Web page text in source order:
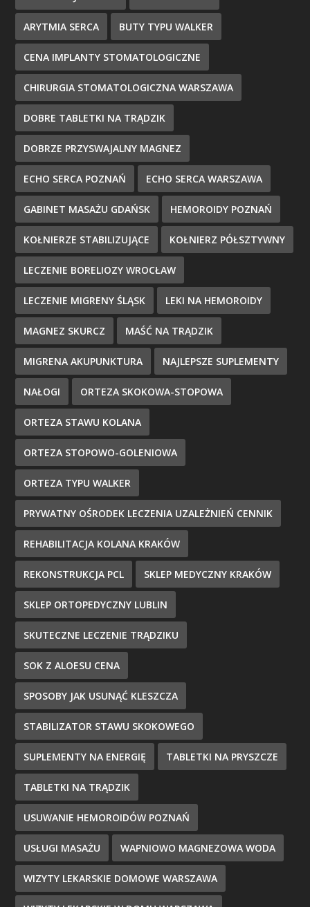
ARYTMIA SERCA BUTY TYPU WALKER
CENA IMPLANTY STOMATOLOGICZNE
CHIRURGIA STOMATOLOGICZNA WARSZAWA
DOBRE TABLETKI NA TRĄDZIK
DOBRZE PRZYSWAJALNY MAGNEZ
ECHO SERCA POZNAŃ ECHO SERCA WARSZAWA
GABINET MASAŻU GDAŃSK HEMOROIDY POZNAŃ
KOŁNIERZE STABILIZUJĄCE KOŁNIERZ PÓŁSZTYWNY
LECZENIE BORELIOZY WROCŁAW
LECZENIE MIGRENY ŚLĄSK LEKI NA HEMOROIDY
MAGNEZ SKURCZ MAŚĆ NA TRĄDZIK
MIGRENA AKUPUNKTURA NAJLEPSZE SUPLEMENTY
NAŁOGI ORTEZA SKOKOWA-STOPOWA
ORTEZA STAWU KOLANA
ORTEZA STOPOWO-GOLENIOWA
ORTEZA TYPU WALKER
PRYWATNY OŚRODEK LECZENIA UZALEŻNIEŃ CENNIK
REHABILITACJA KOLANA KRAKÓW
REKONSTRUKCJA PCL SKLEP MEDYCZNY KRAKÓW
SKLEP ORTOPEDYCZNY LUBLIN
SKUTECZNE LECZENIE TRĄDZIKU
SOK Z ALOESU CENA
SPOSOBY JAK USUNĄĆ KLESZCZA
STABILIZATOR STAWU SKOKOWEGO
SUPLEMENTY NA ENERGIĘ TABLETKI NA PRYSZCZE
TABLETKI NA TRĄDZIK
USUWANIE HEMOROIDÓW POZNAŃ
USŁUGI MASAŻU WAPNIOWO MAGNEZOWA WODA
WIZYTY LEKARSKIE DOMOWE WARSZAWA